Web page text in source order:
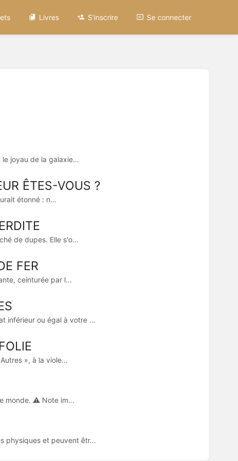
Livres S'inscrire Se connecter
le joyau de la galaxie...
ÊTES-VOUS ?
étonné : n...
de dupes. Elle s'o...
FER
ceinturée par l...
inférieur ou égal à votre ...
», à la viole...
monde. ⚠️ Note im...
physiques et peuvent êtr...